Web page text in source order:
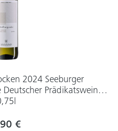
2024 Seeburger
Deutscher Prädikatswein
€